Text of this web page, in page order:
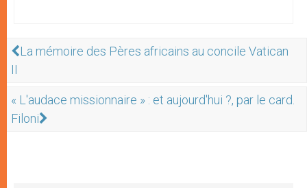
La mémoire des Pères africains au concile Vatican
II
« L'audace missionnaire » : et aujourd'hui ?, par le card.
Filoni